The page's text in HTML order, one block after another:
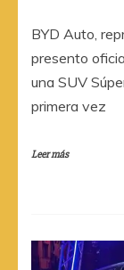
BYD Auto,
presento
una SUV
primera vez
Leer más